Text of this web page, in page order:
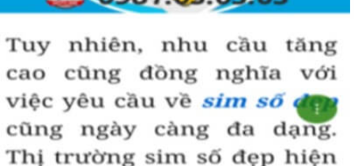
Hướng dẫn mua Sim Tứ Quý 2 tại
Simtiengiang.vn.
Sim Tiền Giang là đơn vị cung cấp
Tứ Quý, sim giá rẻ uy
tín chất lượng.
Chọn mua sim số đẹp thường mất nhiều thời gian ở khoản lựa số,
một số phải vừa đẹp, vừa tốt về phong thủy thì mới là sim hoàn
hảo. Vậy phải làm sao?
- Cách nhanh nhất để chọn mua được Sim Tứ Quý 2 là bạn vào